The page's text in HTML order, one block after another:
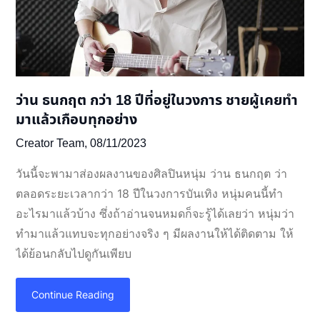
ว่าน ธนกฤต กว่า 18 ปีที่อยู่ในวงการ ชายผู้เคยทำ
มาแล้วเกือบทุกอย่าง
Creator Team,08/11/2023
วันนี้จะพามาส่องผลงานของศิลปินหนุ่ม ว่าน ธนกฤต ว่า
ตลอดระยะเวลากว่า 18 ปีในวงการบันเทิง หนุ่มคนนี้ทำ
อะไรมาแล้วบ้าง ซึ่งถ้าอ่านจนหมดก็จะรู้ได้เลยว่า หนุ่มว่า
ทำมาแล้วแทบจะทุกอย่างจริง ๆ มีผลงานให้ได้ติดตาม ให้
ได้ย้อนกลับไปดูกันเพียบ
Continue Reading